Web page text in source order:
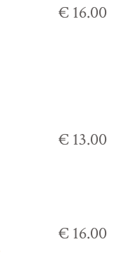
€ 16.00
€ 13.00
€ 16.00